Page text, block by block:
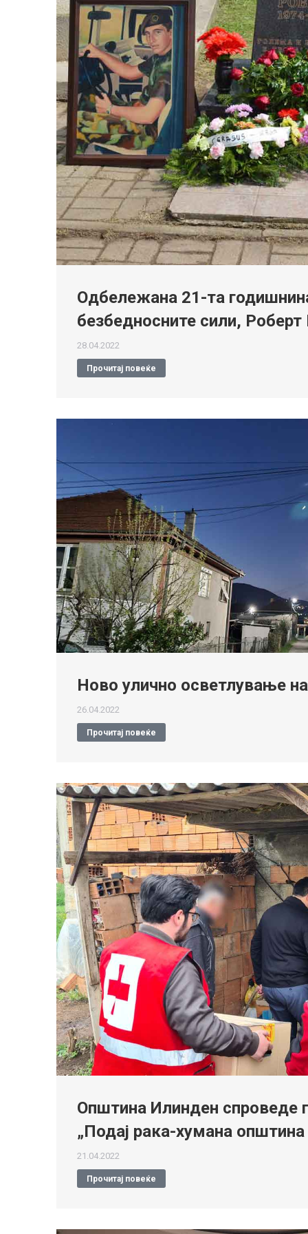
Одбележана 21-та
безбедносните сили,
28.04.2022
Прочитај повеќе
Ново улично осветлување
26.04.2022
Прочитај повеќе
Општина Илинден спроведе
„Подај рака-хумана
21.04.2022
Прочитај повеќе